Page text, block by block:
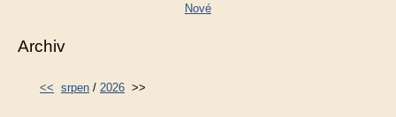
Nové
Archiv
<< srpen / 2026 >>